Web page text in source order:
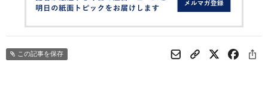
この記事を保存